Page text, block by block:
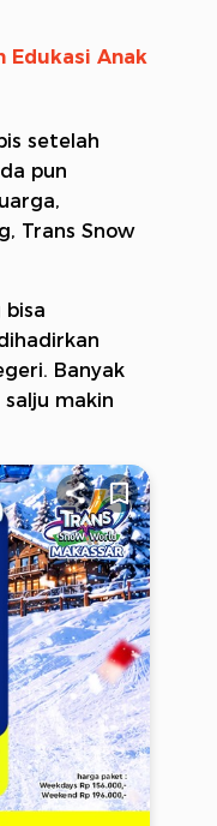
Edukasi Anak
setelah
pun
Trans Snow
bisa
Banyak
makin